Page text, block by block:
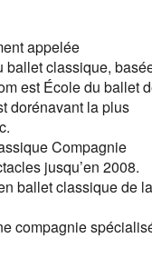
appelée
ballet classique,
est École du ballet
dorénavant la plus
Compagnie
jusqu’en 2008.
ballet classique de la
compagnie